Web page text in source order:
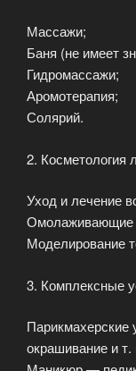
Массажи;
Баня (не имеет
Гидромассажи;
Аромотерапия;
Солярий.
2. Косметология
Уход и лечение
Омолаживающие
Моделирование
3. Комплексные
Парикмахерские
окрашивание и т.